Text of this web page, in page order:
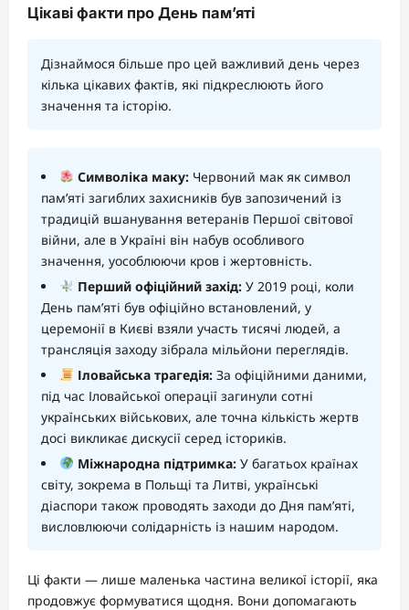
Цікаві факти про День пам’яті
Дізнаймося більше про цей важливий день через
кілька цікавих фактів, які підкреслюють його
значення та історію.
Символіка маку:Червоний мак як символ
пам’яті загиблих захисників був запозичений із
традицій вшанування ветеранів Першої світової
війни, але в Україні він набув особливого
значення, уособлюючи кров і жертовність.
Перший офіційний захід:У 2019 році, коли
День пам’яті був офіційно встановлений, у
церемонії в Києві взяли участь тисячі людей, а
трансляція заходу зібрала мільйони переглядів.
Іловайська трагедія:За офіційними даними,
під час Іловайської операції загинули сотні
українських військових, але точна кількість жертв
досі викликає дискусії серед істориків.
Міжнародна підтримка:У багатьох країнах
світу, зокрема в Польщі та Литві, українські
діаспори також проводять заходи до Дня пам’яті,
висловлюючи солідарність із нашим народом.
Ці факти — лише маленька частина великої історії, яка
продовжує формуватися щодня. Вони допомагають